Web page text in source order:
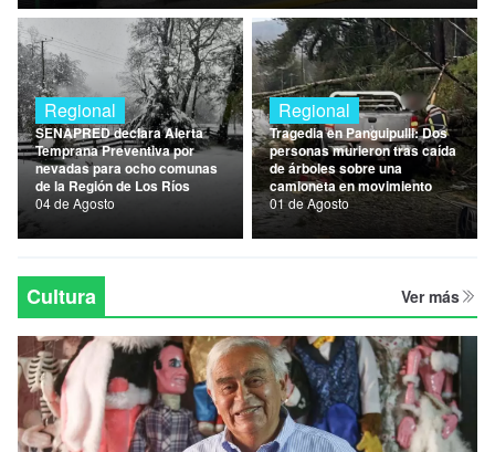
Regional
SENAPRED declara Alerta
Temprana Preventiva por
nevadas para ocho comunas
de la Región de Los Ríos
04 de Agosto
Regional
Tragedia en Panguipulli: Dos
personas murieron tras caída
de árboles sobre una
camioneta en movimiento
01 de Agosto
Cultura Ver más